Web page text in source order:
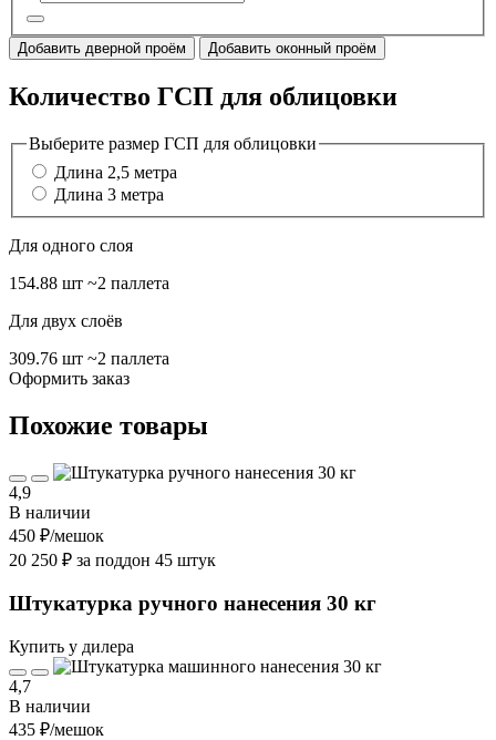
Добавить дверной проём Добавить оконный проём
Количество ГСП для облицовки
Выберите размер ГСП для облицовки
Длина 2,5 метра
Длина 3 метра
Для одного слоя
154.88 шт ~2 паллета
Для двух слоёв
309.76 шт ~2 паллета
Оформить заказ
Похожие товары
4,9
В наличии
450 ₽/мешок
20 250 ₽ за поддон 45 штук
Штукатурка ручного нанесения 30 кг
Купить у дилера
4,7
В наличии
435 ₽/мешок